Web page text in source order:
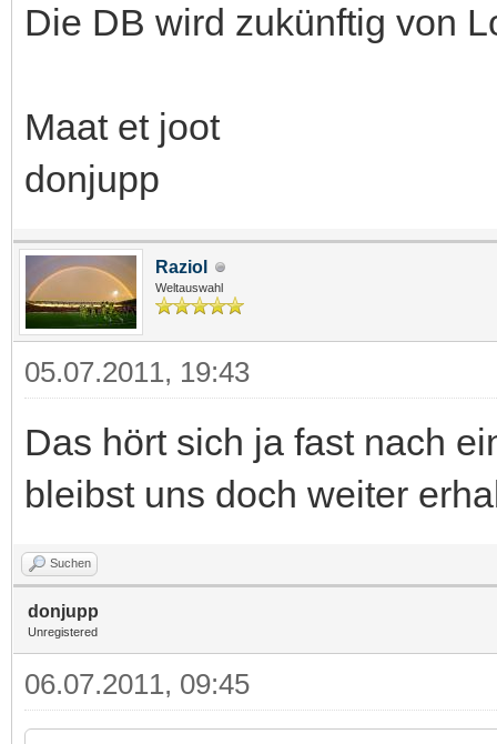
Die DB wird zukünftig von
Maat et joot
donjupp
Raziol
Weltauswahl
05.07.2011, 19:43
Das hört sich ja fast nach
bleibst uns doch weiter
Suchen
donjupp
Unregistered
06.07.2011, 09:45